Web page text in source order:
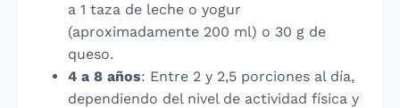
a 1 taza de leche o yogur
(aproximadamente 200 ml) o 30 g de
queso.
4 a 8 años: Entre 2 y 2,5 porciones al día,
dependiendo del nivel de actividad física y